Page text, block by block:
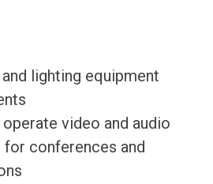
and lighting equipment
operate video and audio
for conferences and